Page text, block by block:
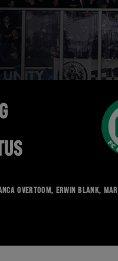
Overtoom, Erwin Blank,